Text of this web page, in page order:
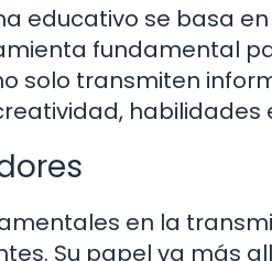
educativo se basa
fundamental
solo transmiten
en la
Su papel va más